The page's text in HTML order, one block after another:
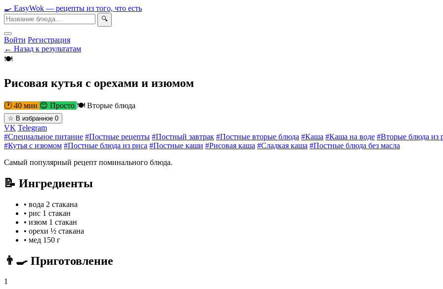
🍳 EasyWok — рецепты из того, что есть
🔍
Войти Регистрация
← Назад к результатам
🍽
Рисовая кутья с орехами и изюмом
🕐 40 мин 😊 Просто 🍽 Вторые блюда
☆ В избранное 0
VK Telegram
#Специальное питание #Постные рецепты #Постный завтрак #Постные вторые блюда #Каша #Каша на воде #Вторые блюда из
#Кутья с изюмом #Постные блюда из риса #Постные каши #Рисовая каша #Сладкая каша #Постные блюда без масла
Самый популярный рецепт поминального блюда.
📝 Ингредиенты
• вода 2 стакана
• рис 1 стакан
• изюм 1 стакан
• орехи ½ стакана
• мед 150 г
👨‍🍳 Приготовление
1